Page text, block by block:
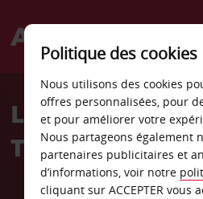
Welcome
AvisLocation de
Thessalonique
Politique des cookies
Nous utilisons des cookies
offres personnalisées, pour
et pour améliorer votre
Nous partageons également
partenaires publicitaires et
d’informations, voir notre
cliquant sur ACCEPTER vous